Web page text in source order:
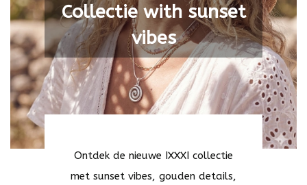
Collectie with sunset
vibes
Ontdek de nieuwe IXXXI collectie
met sunset vibes, gouden details,